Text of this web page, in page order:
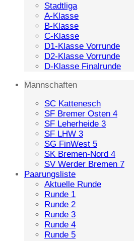
Stadtliga
A-Klasse
B-Klasse
C-Klasse
D1-Klasse Vorrunde
D2-Klasse Vorrunde
D-Klasse Finalrunde
Mannschaften
SC Kattenesch
SF Bremer Osten 4
SF Leherheide 3
SF LHW 3
SG FinWest 5
SK Bremen-Nord 4
SV Werder Bremen 7
Paarungsliste
Aktuelle Runde
Runde 1
Runde 2
Runde 3
Runde 4
Runde 5